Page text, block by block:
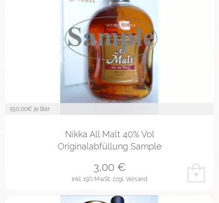
150,00€ je liter
Nikka All Malt 40% Vol
Originalabfüllung Sample
inkl. 19% MwSt. zzgl. Versand
3,00€